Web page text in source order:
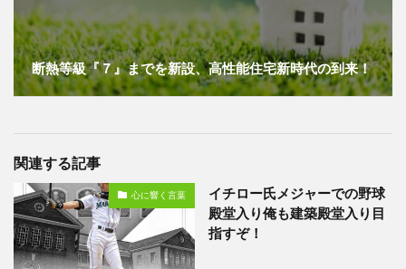
断熱等級『７』までを新設、高性能住宅新時代の到来！
関連する記事
心に響く言葉
イチロー氏メジャーでの野球
殿堂入り俺も建築殿堂入り目
指すぞ！